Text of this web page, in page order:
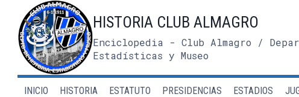
contenido
HISTORIA CLUB ALMAGRO
Enciclopedia - Club Almagro /
Estadísticas y Museo
INICIO HISTORIA ESTATUTO PRESIDENCIAS ESTADIOS